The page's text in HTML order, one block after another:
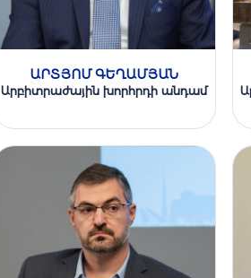
ԱՐՏՅՈՄ ԳԵՂԱՄՅԱՆ
Արբիտրաժային խորհրդի անդամ